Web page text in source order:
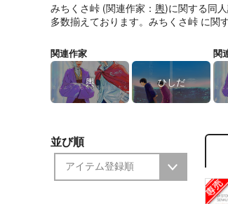
みちくさ峠 (関連作家： 輿)に関する同
多数揃えております。みちくさ峠 に関
関連作家
輿 ひしだ
関
並び順